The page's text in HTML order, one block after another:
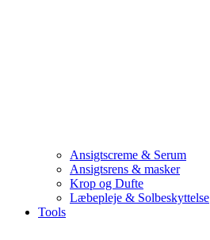
Ansigtscreme & Serum
Ansigtsrens & masker
Krop og Dufte
Læbepleje & Solbeskyttelse
Tools